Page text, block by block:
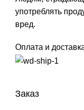
употреблять
вред.
Оплата и
Заказ